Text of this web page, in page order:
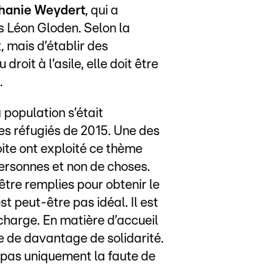
Weydert, qui a
Gloden. Selon la
mais d’établir des
droit à l’asile, elle doit être
population s’était
réfugiés de 2015. Une des
ont exploité ce thème
et non de choses.
remplies pour obtenir le
peut-être pas idéal. Il est
En matière d’accueil
de davantage de solidarité.
uniquement la faute de